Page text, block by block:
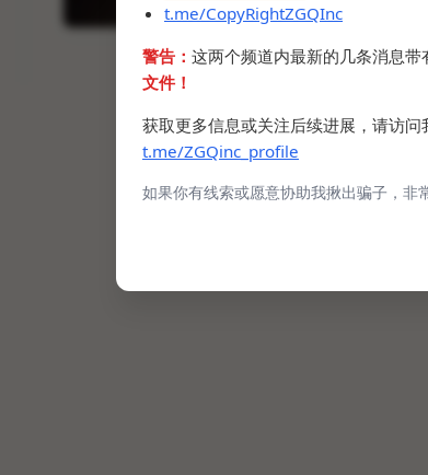
t.me/CopyRightZGQInc
警告： 这两个频道内最新的几条消息带
文件！
获取更多信息或关注后续进展，请访问
t.me/ZGQinc_profile
如果你有线索或愿意协助我揪出骗子，非